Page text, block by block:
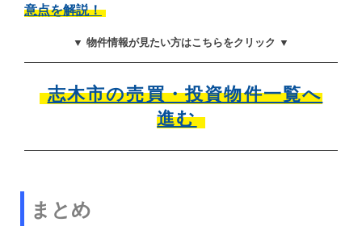
意点を解説！
▼ 物件情報が見たい方はこちらをクリック ▼
志木市の売買・投資物件一覧へ
進む
まとめ